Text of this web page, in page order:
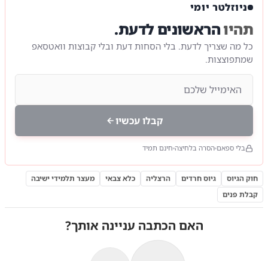
ניוזלטר יומי
תהיוהראשונים לדעת.
כל מה שצריך לדעת. בלי הסחות דעת ובלי קבוצות וואטסאפ
שמתפוצצות.
קבלו עכשיו
בלי ספאם הסרה בלחיצה חינם תמיד
חוק הגיוס גיוס חרדים הרצליה כלא צבאי
מעצר תלמידי ישיבה
קבלת פנים
האם הכתבה עניינה אותך?